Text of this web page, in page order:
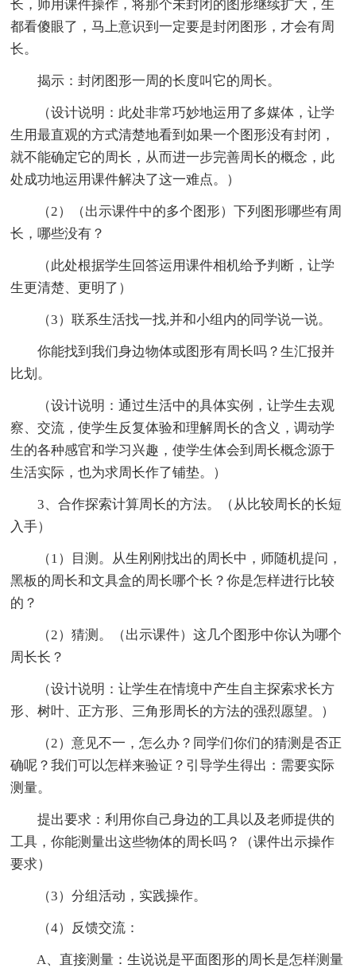
长，师用课件操作，将那个未封闭的图形继续扩大，生
都看傻眼了，马上意识到一定要是封闭图形，才会有周
长。
揭示：封闭图形一周的长度叫它的周长。
（设计说明：此处非常巧妙地运用了多媒体，让学
生用最直观的方式清楚地看到如果一个图形没有封闭，
就不能确定它的周长，从而进一步完善周长的概念，此
处成功地运用课件解决了这一难点。）
（2）（出示课件中的多个图形）下列图形哪些有周
长，哪些没有？
（此处根据学生回答运用课件相机给予判断，让学
生更清楚、更明了）
（3）联系生活找一找,并和小组内的同学说一说。
你能找到我们身边物体或图形有周长吗？生汇报并
比划。
（设计说明：通过生活中的具体实例，让学生去观
察、交流，使学生反复体验和理解周长的含义，调动学
生的各种感官和学习兴趣，使学生体会到周长概念源于
生活实际，也为求周长作了铺垫。）
3、合作探索计算周长的方法。（从比较周长的长短
入手）
（1）目测。从生刚刚找出的周长中，师随机提问，
黑板的周长和文具盒的周长哪个长？你是怎样进行比较
的？
（2）猜测。（出示课件）这几个图形中你认为哪个
周长长？
（设计说明：让学生在情境中产生自主探索求长方
形、树叶、正方形、三角形周长的方法的强烈愿望。）
（2）意见不一，怎么办？同学们你们的猜测是否正
确呢？我们可以怎样来验证？引导学生得出：需要实际
测量。
提出要求：利用你自己身边的工具以及老师提供的
工具，你能测量出这些物体的周长吗？（课件出示操作
要求）
（3）分组活动，实践操作。
（4）反馈交流：
A、直接测量：生说说是平面图形的周长是怎样测量